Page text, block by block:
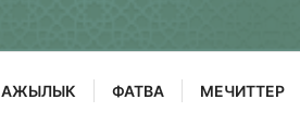
АЖЫЛЫК ФАТВА МЕЧИТТЕР